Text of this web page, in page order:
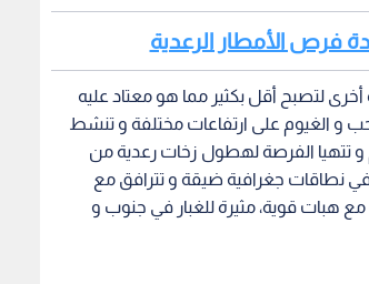
فرص الأمطار الرعدية
لتصبح أقل بكثير مما هو معتاد عليه
و الغيوم على ارتفاعات مختلفة و تنشط
تتهيا الفرصة لهطول زخات رعدية من
نطاقات جغرافية ضيقة و تترافق مع
هبات قوية، مثيرة للغبار في جنوب و